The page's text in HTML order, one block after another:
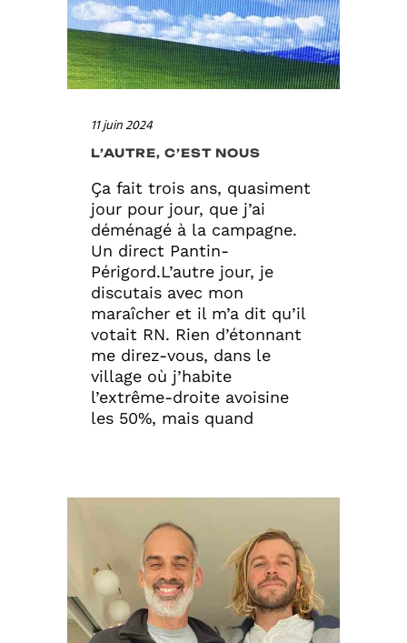
11 juin 2024
L’AUTRE, C’EST NOUS
Ça fait trois ans, quasiment
jour pour jour, que j’ai
déménagé à la campagne.
Un direct Pantin-
Périgord.L’autre jour, je
discutais avec mon
maraîcher et il m’a dit qu’il
votait RN. Rien d’étonnant
me direz-vous, dans le
village où j’habite
l’extrême-droite avoisine
les 50%, mais quand